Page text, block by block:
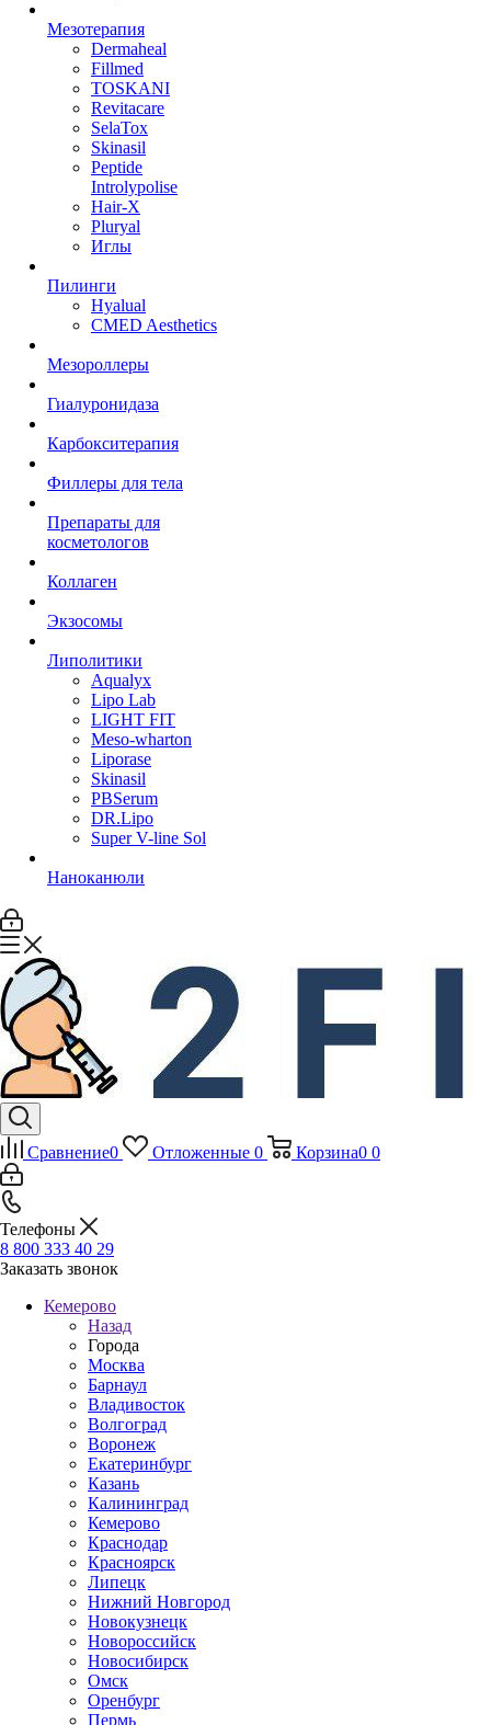
Мезотерапия
Dermaheal
Fillmed
TOSKANI
Revitacare
SelaTox
Skinasil
Peptide
Introlypolise
Hair-X
Pluryal
Иглы
Пилинги
Hyalual
CMED Aesthetics
Мезороллеры
Гиалуронидаза
Карбокситерапия
Филлеры для тела
Препараты для
косметологов
Коллаген
Экзосомы
Липолитики
Aqualyx
Lipo Lab
LIGHT FIT
Meso-wharton
Liporase
Skinasil
PBSerum
DR.Lipo
Super V-line Sol
Наноканюли
Сравнение0 Отложенные 0 Корзина0 0
Телефоны
8 800 333 40 29
Заказать звонок
Кемерово
Назад
Города
Москва
Барнаул
Владивосток
Волгоград
Воронеж
Екатеринбург
Казань
Калининград
Кемерово
Краснодар
Красноярск
Липецк
Нижний Новгород
Новокузнецк
Новороссийск
Новосибирск
Омск
Оренбург
Пермь